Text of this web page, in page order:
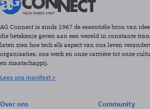
AG Connect is sinds 1967 de essentiële bron van
die betekenis geven aan een wereld in constante
laten zien hoe tech elk aspect van ons leven
organisaties, ons werk en onze carrière tot onze
en maatschappij.
Lees ons manifest >
Over ons
Community